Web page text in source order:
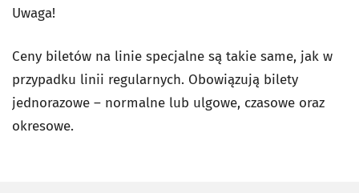
Uwaga!
Ceny biletów na linie specjalne są takie same, jak w
przypadku linii regularnych. Obowiązują bilety
jednorazowe – normalne lub ulgowe, czasowe oraz
okresowe.